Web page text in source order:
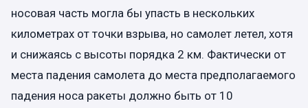
носовая часть могла бы упасть в нескольких
километрах от точки взрыва, но самолет летел, хотя
и снижаясь с высоты порядка 2 км. Фактически от
места падения самолета до места предполагаемого
падения носа ракеты должно быть от 10